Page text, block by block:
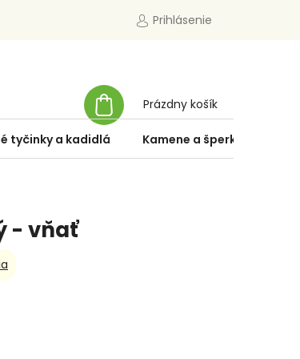
Prihlásenie
KOŠÍK
Prázdny košík
tyčinky a kadidlá Kamene a šperky
- vňať